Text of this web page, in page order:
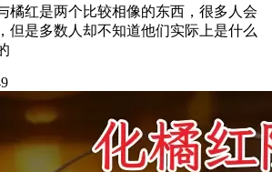
橘红是两个比较相像的东西，很多人会
但是多数人却不知道他们实际上是什么